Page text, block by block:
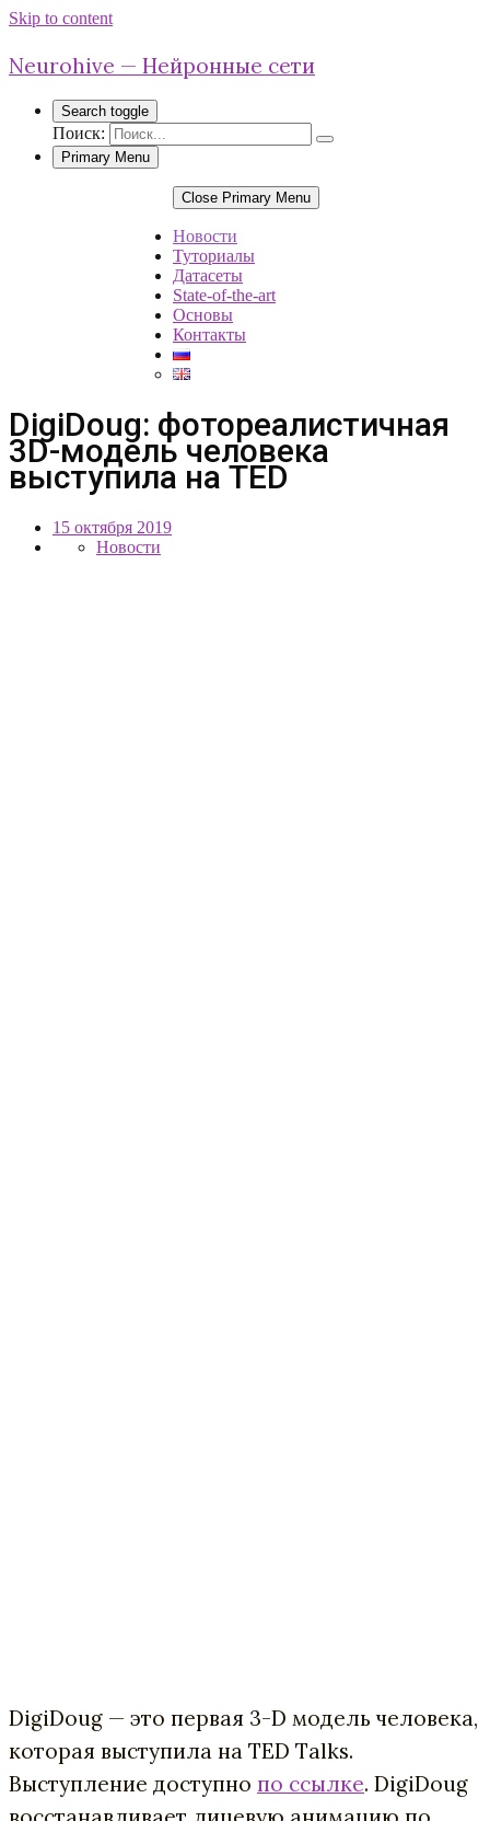
Skip to content
Neurohive — Нейронные сети
Search toggle
Поиск:
Primary Menu
Close Primary Menu
Новости
Туториалы
Датасеты
State-of-the-art
Основы
Контакты
DigiDoug: фотореалистичная
3D-модель человека
выступила на TED
15 октября 2019
Новости
DigiDoug — это первая 3-D модель человека,
которая выступила на TED Talks.
Выступление доступно по ссылке. DigiDoug